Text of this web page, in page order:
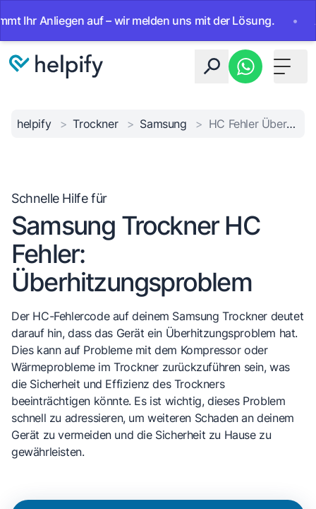
Anliegen auf – wir melden uns mit der Lösung. • Ab
Toggle
helpify > Trockner > Samsung > HC Fehler Überhitzung
Schnelle Hilfe für
Samsung Trockner HC
Fehler:
Überhitzungsproblem
Der HC-Fehlercode auf deinem Samsung Trockner deutet
darauf hin, dass das Gerät ein Überhitzungsproblem hat.
Dies kann auf Probleme mit dem Kompressor oder
Wärmeprobleme im Trockner zurückzuführen sein, was
die Sicherheit und Effizienz des Trockners
beeinträchtigen könnte. Es ist wichtig, dieses Problem
schnell zu adressieren, um weiteren Schaden an deinem
Gerät zu vermeiden und die Sicherheit zu Hause zu
gewährleisten.